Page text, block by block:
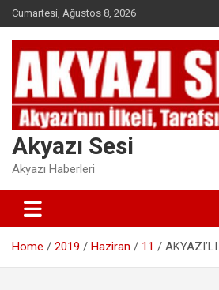
Skip
to
content
Cumartesi, Ağustos 8, 2026
Akyazı Sesi
Akyazı Haberleri
Home 2019 Haziran 11